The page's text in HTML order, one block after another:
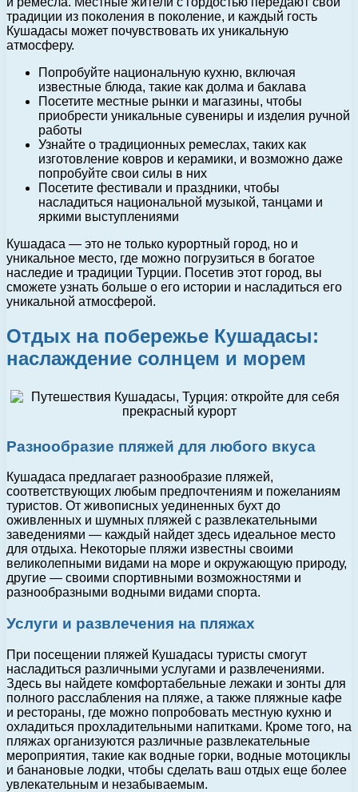
традиции из поколения в поколение, и каждый гость
Кушадасы может почувствовать их уникальную
атмосферу.
Попробуйте национальную кухню, включая
известные блюда, такие как долма и баклава
Посетите местные рынки и магазины, чтобы
приобрести уникальные сувениры и изделия ручной
работы
Узнайте о традиционных ремеслах, таких как
изготовление ковров и керамики, и возможно даже
попробуйте свои силы в них
Посетите фестивали и праздники, чтобы
насладиться национальной музыкой, танцами и
яркими выступлениями
Кушадаса — это не только курортный город, но и
уникальное место, где можно погрузиться в богатое
наследие и традиции Турции. Посетив этот город, вы
сможете узнать больше о его истории и насладиться его
уникальной атмосферой.
Отдых на побережье Кушадасы:
наслаждение солнцем и морем
Разнообразие пляжей для любого вкуса
Кушадаса предлагает разнообразие пляжей,
соответствующих любым предпочтениям и пожеланиям
туристов. От живописных уединенных бухт до
оживленных и шумных пляжей с развлекательными
заведениями — каждый найдет здесь идеальное место
для отдыха. Некоторые пляжи известны своими
великолепными видами на море и окружающую природу,
другие — своими спортивными возможностями и
разнообразными водными видами спорта.
Услуги и развлечения на пляжах
При посещении пляжей Кушадасы туристы смогут
насладиться различными услугами и развлечениями.
Здесь вы найдете комфортабельные лежаки и зонты для
полного расслабления на пляже, а также пляжные кафе
и рестораны, где можно попробовать местную кухню и
охладиться прохладительными напитками. Кроме того, на
пляжах организуются различные развлекательные
мероприятия, такие как водные горки, водные мотоциклы
и банановые лодки, чтобы сделать ваш отдых еще более
увлекательным и незабываемым.